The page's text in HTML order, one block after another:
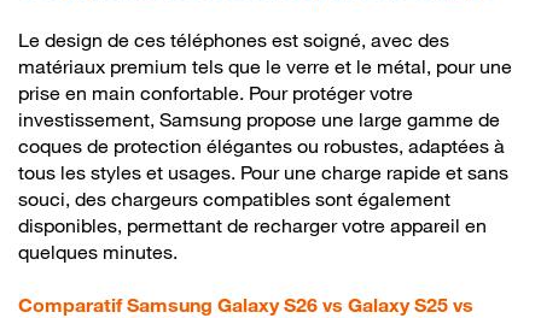
Le design de ces téléphones est soigné, avec des
matériaux premium tels que le verre et le métal, pour une
prise en main confortable. Pour protéger votre
investissement, Samsung propose une large gamme de
coques de protection élégantes ou robustes, adaptées à
tous les styles et usages. Pour une charge rapide et sans
souci, des chargeurs compatibles sont également
disponibles, permettant de recharger votre appareil en
quelques minutes.
Comparatif Samsung Galaxy S26 vs Galaxy S25 vs